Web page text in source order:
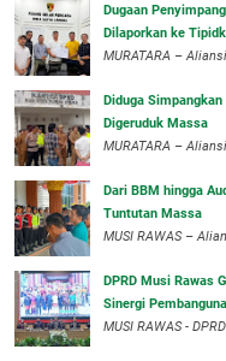
‎Dugaan
Dilaporkan ke
‎MURATARA –
Diduga
Digeruduk Massa
‎MURATARA –
Dari BBM hingga
Tuntutan Massa
MUSI RAWAS –
DPRD Musi Rawas
Sinergi
MUSI RAWAS -